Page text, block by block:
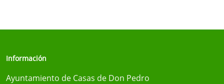
Información
Ayuntamiento de Casas de Don Pedro